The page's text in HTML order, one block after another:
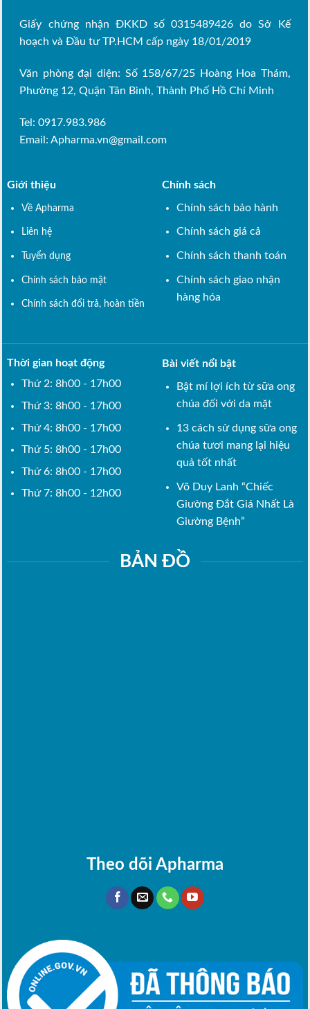
Giấy chứng nhận ĐKKD số 0315489426 do Sở Kế
hoạch và Đầu tư TP.HCM cấp ngày 18/01/2019
Văn phòng đại diện: Số 158/67/25 Hoàng Hoa Thám,
Phường 12, Quận Tân Bình, Thành Phố Hồ Chí Minh
Tel: 0917.983.986
Email:Apharma.vn@gmail.com
Giới thiệu
Về Apharma
Liên hệ
Tuyển dụng
Chính sách bảo mật
Chính sách đổi trả, hoàn tiền
Chính sách
Chính sách bảo hành
Chính sách giá cả
Chính sách thanh toán
Chính sách giao nhận
hàng hóa
Thời gian hoạt động
Thứ 2: 8h00 - 17h00
Thứ 3: 8h00 - 17h00
Thứ 4: 8h00 - 17h00
Thứ 5: 8h00 - 17h00
Thứ 6: 8h00 - 17h00
Thứ 7: 8h00 - 12h00
Bài viết nổi bật
Bật mí lợi ích từ sữa ong
chúa đối với da mặt
13 cách sử dụng sữa ong
chúa tươi mang lại hiệu
quả tốt nhất
Võ Duy Lanh “Chiếc
Giường Đắt Giá Nhất Là
Giường Bệnh”
BẢN ĐỒ
Theo dõi Apharma